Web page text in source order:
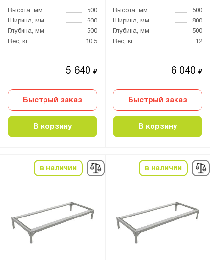
Высота, мм
500
Ширина, мм
600
Глубина, мм
500
Вес, кг
10.5
5 640₽
Быстрый заказ
В корзину
Высота, мм
500
Ширина, мм
800
Глубина, мм
500
Вес, кг
12
6 040₽
Быстрый заказ
В корзину
в наличии в наличии